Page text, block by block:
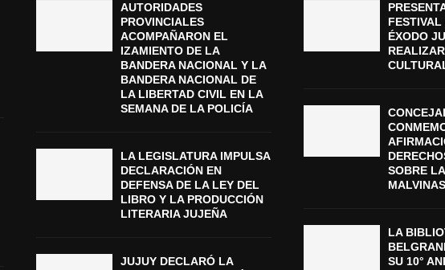
AUTORIDADES
PROVINCIALES
ACOMPAÑARON EL
IZAMIENTO DE LA
BANDERA NACIONAL Y LA
BANDERA NACIONAL DE
LA LIBERTAD CIVIL EN LA
SEMANA DE LA POLICÍA
LA LEGISLATURA IMPULSA
DECLARACIÓN EN
DEFENSA DE LA LEY DEL
LIBRO Y LA PRODUCCIÓN
LITERARIA JUJEÑA
JUJUY DECLARÓ LA
ÉXODO
SOBRE
MALVINAS
LA
SU 10°